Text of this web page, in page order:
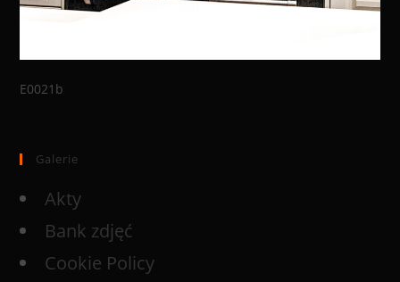
E0021b
Galerie
Akty
Bank zdjęć
Cookie Policy